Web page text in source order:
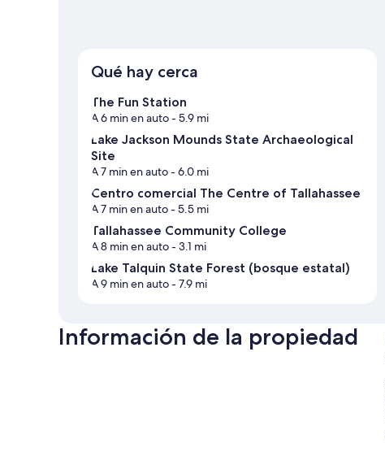
Qué hay cerca
The Fun Station
A 6 min en auto- 5.9 mi
Lake Jackson Mounds State Archaeological
Site
A 7 min en auto- 6.0 mi
Centro comercial The Centre of Tallahassee
A 7 min en auto- 5.5 mi
Tallahassee Community College
A 8 min en auto- 3.1 mi
Lake Talquin State Forest (bosque estatal)
A 9 min en auto- 7.9 mi
Información de la propiedad